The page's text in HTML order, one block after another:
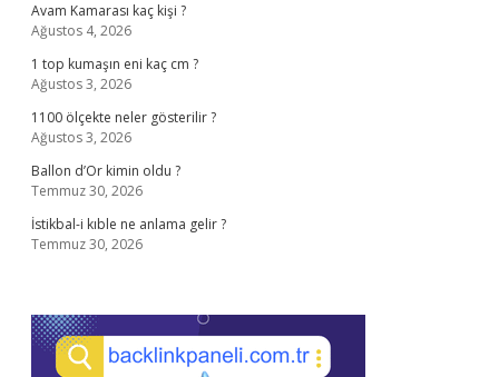
Avam Kamarası kaç kişi ?
Ağustos 4, 2026
1 top kumaşın eni kaç cm ?
Ağustos 3, 2026
1100 ölçekte neler gösterilir ?
Ağustos 3, 2026
Ballon d’Or kimin oldu ?
Temmuz 30, 2026
İstikbal-i kıble ne anlama gelir ?
Temmuz 30, 2026